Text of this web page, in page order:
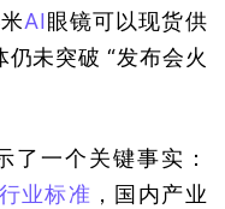
AI眼镜可以现货供
未突破 “发布会火
了一个关键事实：
行业标准 ，国内产业